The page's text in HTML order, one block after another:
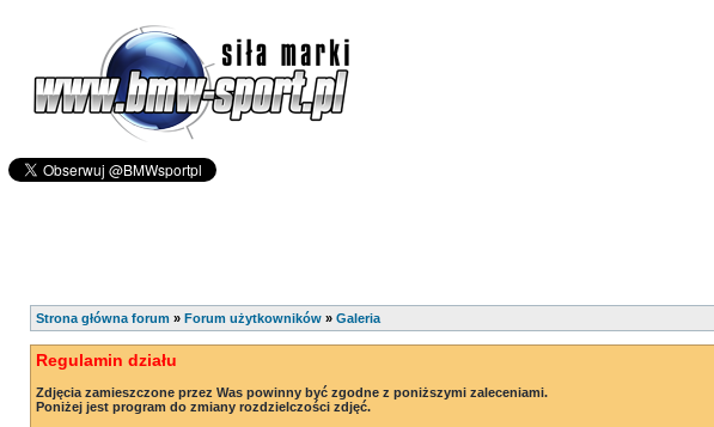
Strona główna forum » Forum użytkowników » Galeria
Regulamin działu
Zdjęcia zamieszczone przez Was powinny być zgodne z poniższymi zaleceniami.
Poniżej jest program do zmiany rozdzielczości zdjęć.